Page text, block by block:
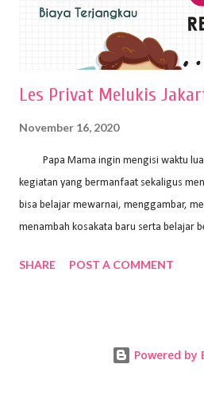
medianya Mem...
Les Privat Melukis
November 16, 2020
Papa Mama ingin mengisi waktu
kegiatan yang bermanfaat sekaligus
bisa belajar mewarnai, menggambar,
menambah kosakata baru serta belajar
kok untuk mengajar dengan metode
Alfabeta. ⁣⁣⁣⁣Ada pilihan online class
SHARE POST A COMMENT
Powered by